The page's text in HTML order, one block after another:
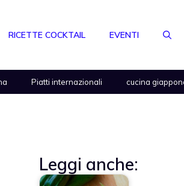
RICETTE COCKTAIL EVENTI
Piatti internazionali cucina
Leggi anche: